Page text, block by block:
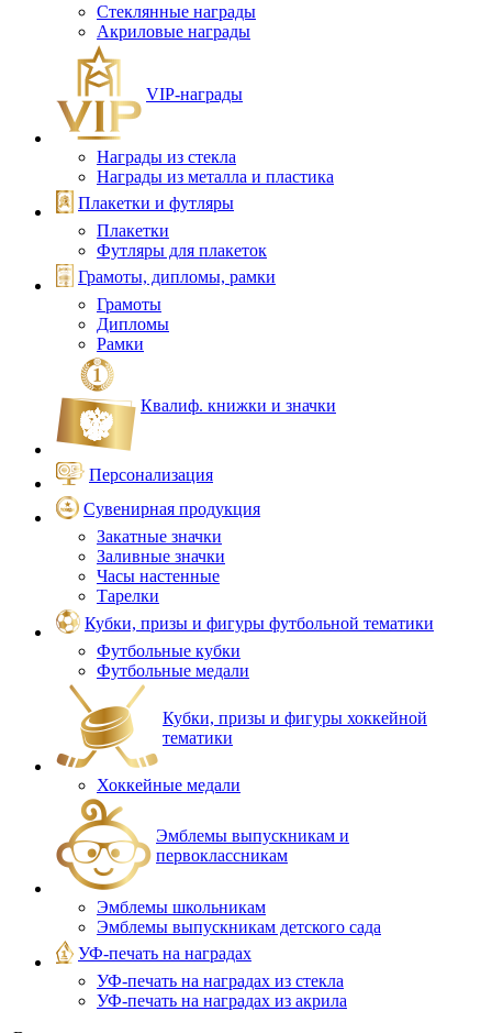
Стеклянные награды
Акриловые награды
VIP‑награды
Награды из стекла
Награды из металла и пластика
Плакетки и футляры
Плакетки
Футляры для плакеток
Грамоты, дипломы, рамки
Грамоты
Дипломы
Рамки
Квалиф. книжки и значки
Персонализация
Сувенирная продукция
Закатные значки
Заливные значки
Часы настенные
Тарелки
Кубки, призы и фигуры футбольной тематики
Футбольные кубки
Футбольные медали
Кубки, призы и фигуры хоккейной
тематики
Хоккейные медали
Эмблемы выпускникам и
первоклассникам
Эмблемы школьникам
Эмблемы выпускникам детского сада
УФ-печать на наградах
УФ‑печать на наградах из стекла
УФ-печать на наградах из акрила